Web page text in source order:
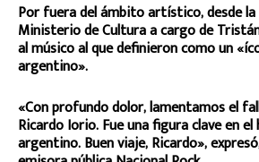
Por fuera del ámbito artístico, desde
Ministerio de Cultura a cargo de
al músico al que definieron como un
argentino».
«Con profundo dolor, lamentamos el
Ricardo Iorio. Fue una figura clave en
argentino. Buen viaje, Ricardo»,